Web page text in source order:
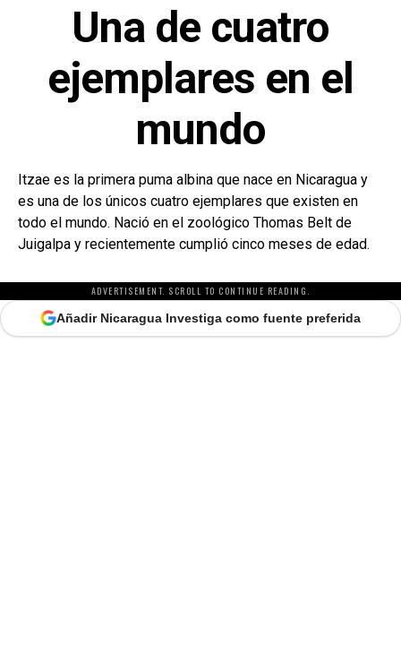
Una de cuatro
ejemplares en el
mundo
Itzae es la primera puma albina que nace en Nicaragua y
es una de los únicos cuatro ejemplares que existen en
todo el mundo. Nació en el zoológico Thomas Belt de
Juigalpa y recientemente cumplió cinco meses de edad.
ADVERTISEMENT. SCROLL TO CONTINUE READING.
Añadir Nicaragua Investiga como fuente preferida